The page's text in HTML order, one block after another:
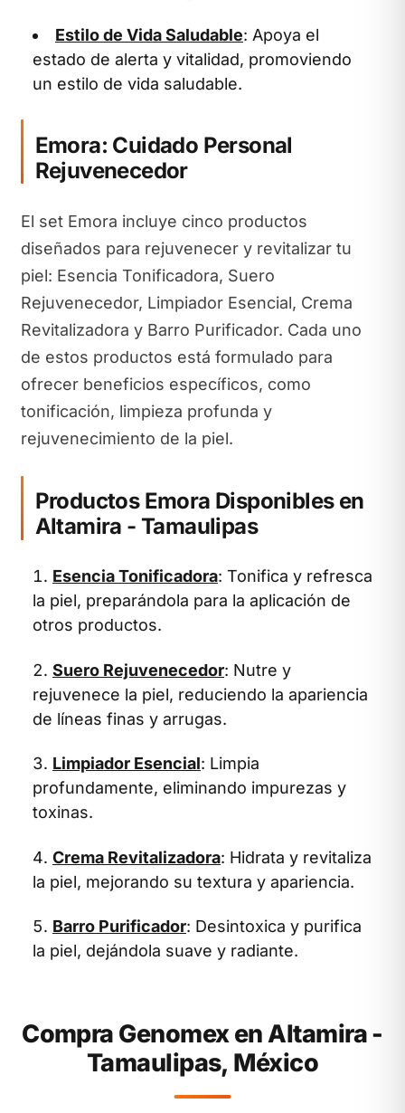
Estilo de Vida Saludable: Apoya el
estado de alerta y vitalidad, promoviendo
un estilo de vida saludable.
Emora: Cuidado Personal
Rejuvenecedor
El set Emora incluye cinco productos
diseñados para rejuvenecer y revitalizar tu
piel: Esencia Tonificadora, Suero
Rejuvenecedor, Limpiador Esencial, Crema
Revitalizadora y Barro Purificador. Cada uno
de estos productos está formulado para
ofrecer beneficios específicos, como
tonificación, limpieza profunda y
rejuvenecimiento de la piel.
Productos Emora Disponibles en
Altamira - Tamaulipas
Esencia Tonificadora: Tonifica y refresca
la piel, preparándola para la aplicación de
otros productos.
Suero Rejuvenecedor: Nutre y
rejuvenece la piel, reduciendo la apariencia
de líneas finas y arrugas.
Limpiador Esencial: Limpia
profundamente, eliminando impurezas y
toxinas.
Crema Revitalizadora: Hidrata y revitaliza
la piel, mejorando su textura y apariencia.
Barro Purificador: Desintoxica y purifica
la piel, dejándola suave y radiante.
Compra Genomex en Altamira -
Tamaulipas, México